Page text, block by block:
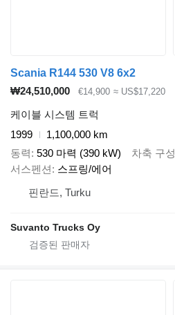
Scania R144 530 V8 6x2
₩24,510,000
€14,900 ≈ US$17,220
케이블 시스템 트럭
1999
1,100,000 km
동력 530 마력 (390 kW) 차축 구성
서스펜션
스프링/에어
핀란드, Turku
Suvanto Trucks Oy